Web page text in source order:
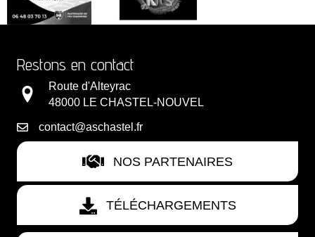
Restons en contact
Route d'Alteyrac
48000 LE CHASTEL-NOUVEL
contact@aschastel.fr
NOS PARTENAIRES
TÉLÉCHARGEMENTS